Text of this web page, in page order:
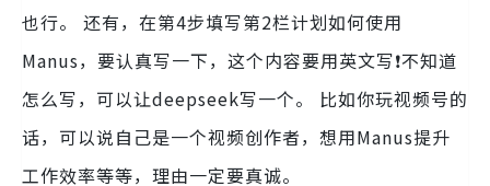
也行。 还有，在第4步填写第2栏计划如何使用
Manus，要认真写一下，这个内容要用英文写❗不知道
怎么写，可以让deepseek写一个。 比如你玩视频号的
话，可以说自己是一个视频创作者，想用Manus提升
工作效率等等，理由一定要真诚。